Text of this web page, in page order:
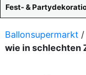
Fest- &
Ballonsupermarkt /
wie in schlechten